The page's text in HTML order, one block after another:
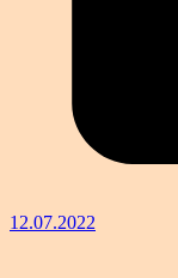
12.07.2022